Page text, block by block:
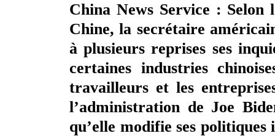
China News Service : Selon
Chine, la secrétaire
à plusieurs reprises ses
certaines industries
travailleurs et les
l’administration de Joe
qu’elle modifie ses